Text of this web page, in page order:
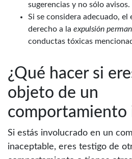
sugerencias y no sólo avisos.
Si se considera adecuado, el
derecho a la expulsión
conductas tóxicas
¿Qué hacer si
objeto de un
comportamiento
Si estás involucrado en un
inaceptable, eres testigo de